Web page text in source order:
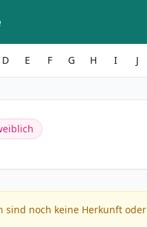
D E F G H I J
sind noch keine Herkunft